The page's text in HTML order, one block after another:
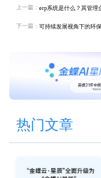
上一篇：erp系统是什么？其管理
下一篇：可持续发展视角下的环
热门文章